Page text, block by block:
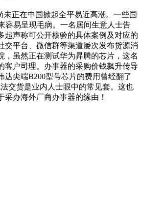
正在中国掀起全平易近高潮。一些国
容易呈现毛病。一名居间生意人士告
起声称可公开核验的具体案例及对应的
交平台、微信群等渠道屡次发布货源消
，虽然正在测试华为昇腾的芯片，这名
客户司理。办事器的采购价钱飙升传导
达尖端B200型号芯片的费用曾经翻了
交货是业内人士眼中的常见套。这也
采办海外厂商办事器的缘由！